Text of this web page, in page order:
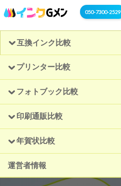
050-7300-2529
互換インク比較
プリンター比較
フォトブック比較
印刷通販比較
年賀状比較
運営者情報